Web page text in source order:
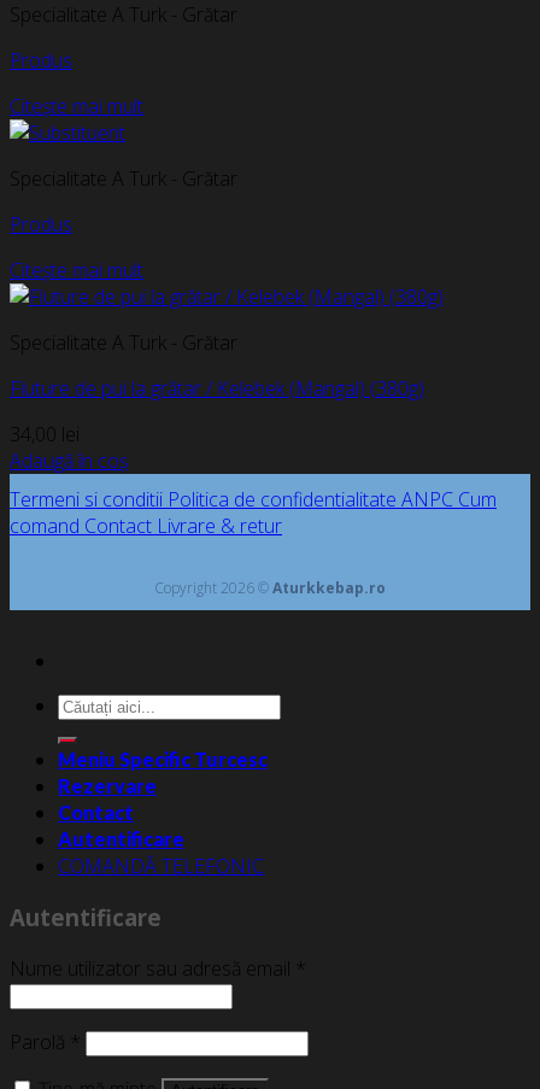
Specialitate A Turk - Grătar
Produs
Citește mai mult
Specialitate A Turk - Grătar
Produs
Citește mai mult
Specialitate A Turk - Grătar
Fluture de pui la grătar / Kelebek (Mangal) (380g)
34,00 lei
Adaugă în coș
Termeni si conditii Politica de confidentialitate ANPC Cum
comand Contact Livrare & retur
Copyright 2026 ©Aturkkebap.ro
Caută
după:
Meniu Specific Turcesc
Rezervare
Contact
Autentificare
COMANDĂ TELEFONIC
Autentificare
Nume utilizator sau adresă email *
Parolă *